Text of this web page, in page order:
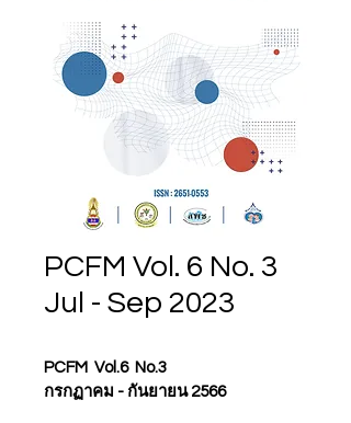
PCFM Vol. 6 No. 3
Jul - Sep 2023
PCFM  Vol.6  No.3
กรกฏาคม - กันยายน 2566